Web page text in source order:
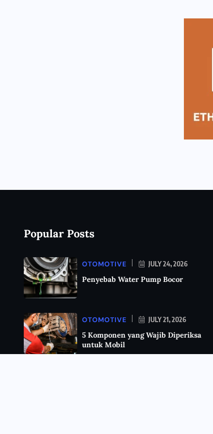
Popular Posts
OTOMOTIVE JULY 24, 2026
Penyebab Water Pump Bocor
OTOMOTIVE JULY 21, 2026
5 Komponen yang Wajib Diperiksa
untuk Mobil